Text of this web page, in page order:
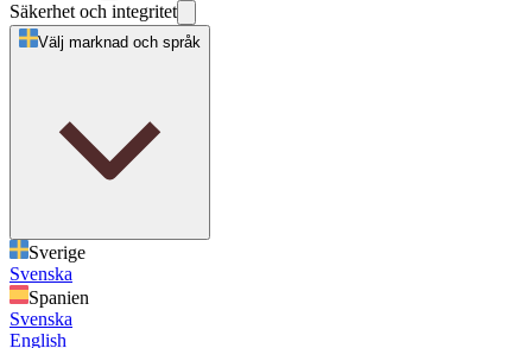
Säkerhet och integritet
Välj marknad och språk
Sverige
Svenska
Spanien
Svenska
English